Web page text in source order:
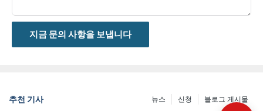
지금 문의 사항을 보냅니다
추천 기사 블로그 게시물
신청
뉴스